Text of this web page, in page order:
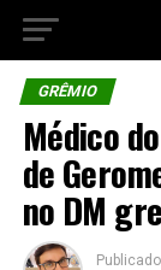
GRÊMIO
Médico
de
no DM
Publicado